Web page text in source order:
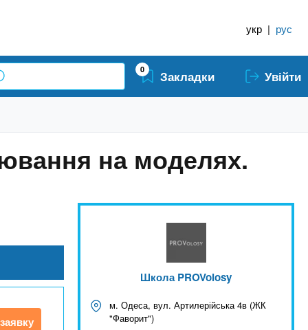
укр | рус
0 Закладки Увійти
на моделях.
Школа PROVolosy
м. Одеса, вул. Артилерійська 4в (ЖК
"Фаворит")